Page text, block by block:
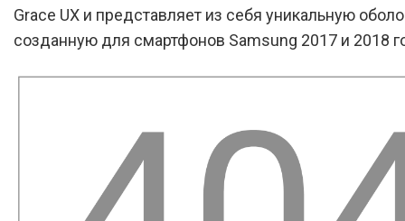
Grace UX и представляет из себя уникальную
созданную для смартфонов Samsung 2017 и 2018